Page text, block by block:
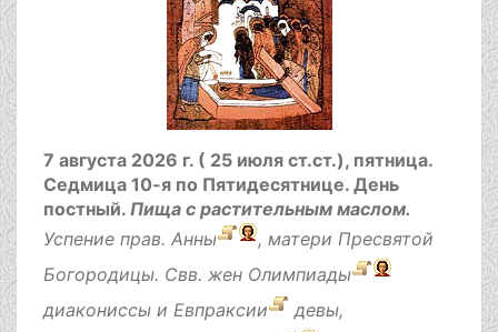
7 августа 2026 г. ( 25 июля ст.ст.), пятница.
Седмица 10-я по Пятидесятнице. День
постный. Пища с растительным маслом.
Успение прав. Анны
, матери Пресвятой
Богородицы. Свв. жен Олимпиады
диакониссы и Евпраксии
девы,